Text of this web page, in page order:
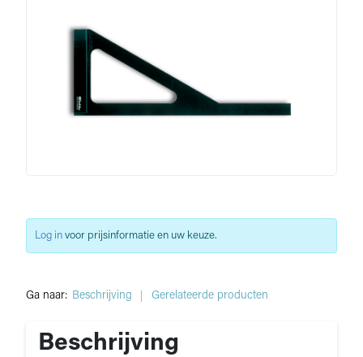
Ga naar: Beschrijving Gerelateerde producten
Beschrijving
Log in voor prijsinformatie en uw keuze.